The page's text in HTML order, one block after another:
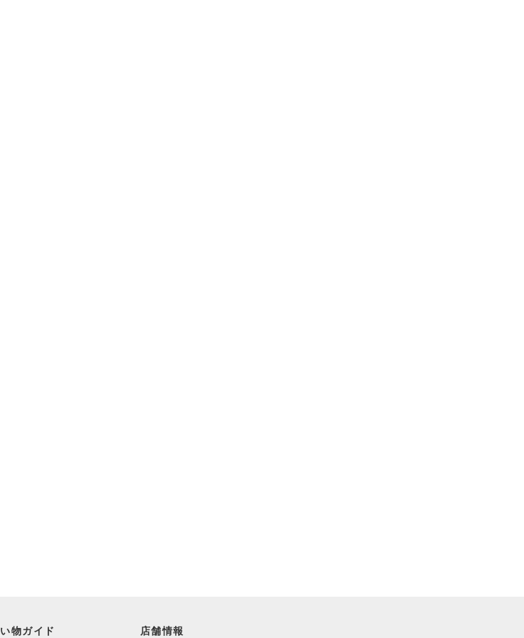
物ガイド 店舗情報